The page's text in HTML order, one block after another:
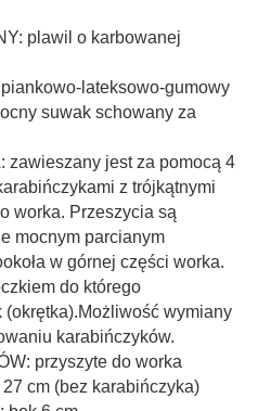
: plawil o karbowanej
lateksowo-gumowy
suwak schowany za
: zawieszany jest za pomocą 4
z trójkątnymi
worka. Przeszycia są
mocnym parcianym
w górnej części worka.
do którego
(okrętka).Możliwość wymiany
karabińczyków.
: przyszyte do worka
cm (bez karabińczyka)